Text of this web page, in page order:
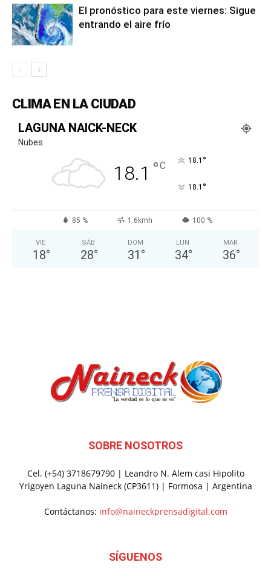
El pronóstico para este viernes: Sigue
entrando el aire frío
CLIMA EN LA CIUDAD
LAGUNA NAICK-NECK
Nubes
18.1 °C 18.1 °
18.1 °
85 % 1.6kmh 100 %
VIE
18°
SÁB
28°
DOM
31 °
LUN
34°
MAR
36°
SOBRE NOSOTROS
Cel. (+54) 3718679790 | Leandro N. Alem casi Hipolito
Yrigoyen Laguna Naineck (CP3611) | Formosa | Argentina
Contáctanos: info@naineckprensadigital.com
SÍGUENOS